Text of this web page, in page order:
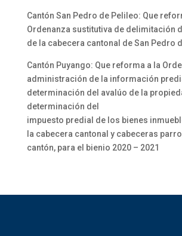
Cantón San Pedro de Pelileo: Que
Ordenanza sustitutiva de delimitación
de la cabecera cantonal de San Pedro
Cantón Puyango: Que reforma a la
administración de la información
determinación del avalúo de la
determinación del
impuesto predial de los bienes
la cabecera cantonal y cabeceras
cantón, para el bienio 2020 – 2021